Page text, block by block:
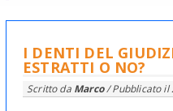
I DENTI DEL
ESTRATTI O NO?
Scritto da Marco/ Pubblicato il